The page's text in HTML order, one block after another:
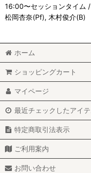
16:00〜セッションタイム
松岡杏奈(Pf), 木村俊介(B)
ホーム
ショッピングカート
マイページ
最近チェックしたアイテ
特定商取引法表示
ご利用案内
お問い合わせ